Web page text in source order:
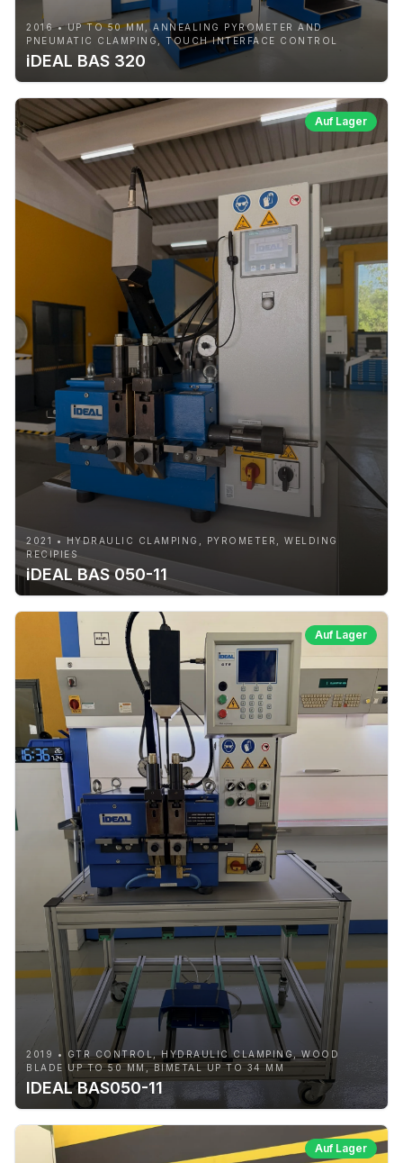
2016 • UP TO 50 MM, ANNEALING PYROMETER AND
PNEUMATIC CLAMPING, TOUCH INTERFACE CONTROL
iDEAL BAS 320
Auf Lager
2021 • HYDRAULIC CLAMPING, PYROMETER, WELDING
RECIPIES
iDEAL BAS 050-11
Auf Lager
2019 • GTR CONTROL, HYDRAULIC CLAMPING, WOOD
BLADE UP TO 50 MM, BIMETAL UP TO 34 MM
IDEAL BAS050-11
Auf Lager